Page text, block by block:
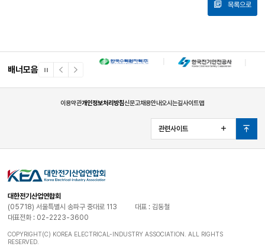
목록으로
배너모음
일
이
너
다
너
이용약관개인정보처리방침신문고채용안내오시는길사이트맵
관련사이트
열
기
맨
위
로
대한전기산업연합회
(05718) 서울특별시 송파구 중대로 113
대표 : 김동철
대표전화 : 02-2223-3600
COPYRIGHT(C) KOREA ELECTRICAL-INDUSTRY ASSOCIATION. ALL RIGHTS
RESERVED.